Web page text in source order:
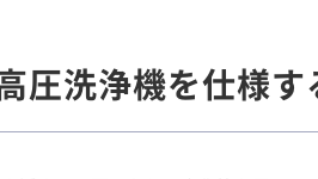
圧洗浄機を仕様す